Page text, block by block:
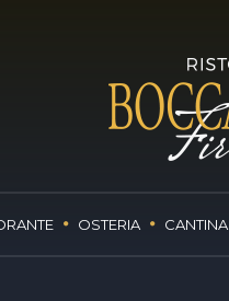
OSTERIA CANTINA